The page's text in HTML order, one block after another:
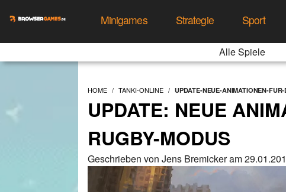
Minigames Strategie Sport
Alle Spiele
HOME TANKI-ONLINE UPDATE-NEUE-ANIMATIONEN-
UPDATE: NEUE
RUGBY-MODUS
Geschrieben von Jens Bremicker am